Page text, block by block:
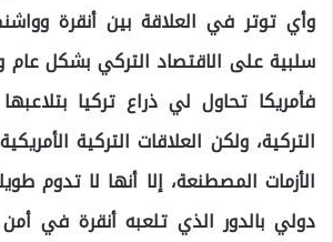
وأي توتر في العلاقة بين أنقرة
سلبية على الاقتصاد التركي بشكل عام
فأمريكا تحاول لي ذراع تركيا
التركية، ولكن العلاقات التركية
الأزمات المصطنعة، إلا أنها لا تدوم
دولي بالدور الذي تلعبه أنقرة في